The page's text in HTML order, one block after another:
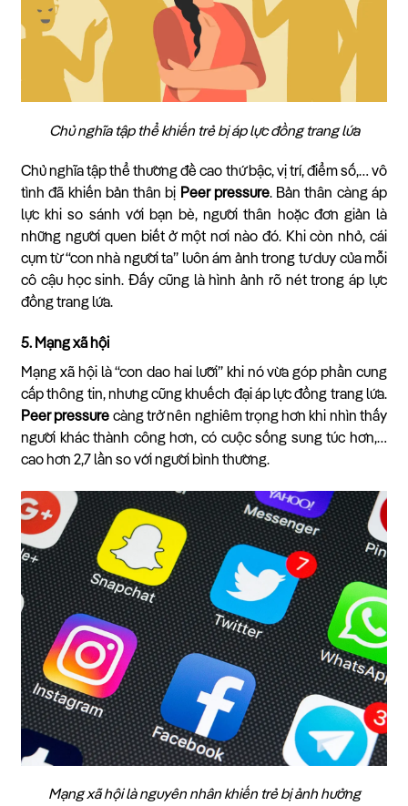
Chủ nghĩa tập thể khiến trẻ bị áp lực đồng trang lứa
Chủ nghĩa tập thể thường đề cao thứ bậc, vị trí, điểm số,… vô
tình đã khiến bản thân bị Peer pressure. Bản thân càng áp
lực khi so sánh với bạn bè, người thân hoặc đơn giản là
những người quen biết ở một nơi nào đó. Khi còn nhỏ, cái
cụm từ “con nhà người ta” luôn ám ảnh trong tư duy của mỗi
cô cậu học sinh. Đấy cũng là hình ảnh rõ nét trong áp lực
đồng trang lứa.
5. Mạng xã hội
Mạng xã hội là “con dao hai lưỡi” khi nó vừa góp phần cung
cấp thông tin, nhưng cũng khuếch đại áp lực đồng trang lứa.
Peer pressure càng trở nên nghiêm trọng hơn khi nhìn thấy
người khác thành công hơn, có cuộc sống sung túc hơn,…
cao hơn 2,7 lần so với người bình thường.
Mạng xã hội là nguyên nhân khiến trẻ bị ảnh hưởng